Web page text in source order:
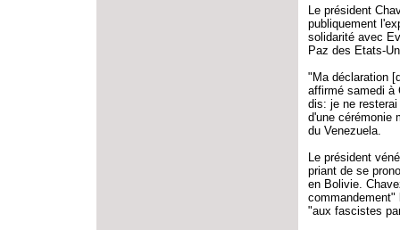
Le président
publiquement
solidarité avec
Paz des Etats-
"Ma déclaration
affirmé samedi à
dis: je ne
d'une cérémonie
du Venezuela.
Le président
priant de se
en Bolivie.
commandement"
"aux fascistes